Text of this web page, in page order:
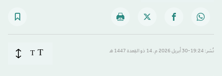
نُشر: 19:24-30 أبريل 2026 م ـ 14 ذو القِعدة 1447 هـ T
T